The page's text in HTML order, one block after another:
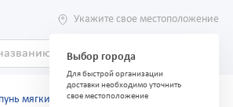
Укажите свое местоположение
Выбор города
Для быстрой организации
доставки необходимо уточнить
свое местоположение
мягкие блестящие Clear, 400 мл